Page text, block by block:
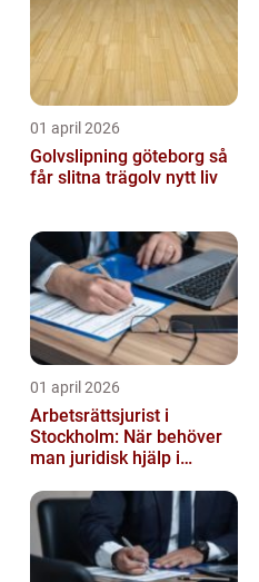
01 april 2026
Golvslipning göteborg så
får slitna trägolv nytt liv
01 april 2026
Arbetsrättsjurist i
Stockholm: När behöver
man juridisk hjälp i